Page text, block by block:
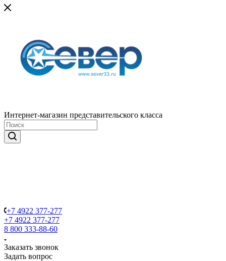
Интернет-магазин представительского класса
+7 4922 377-277
+7 4922 377-277
8 800 333-88-60
Заказать звонок
Задать вопрос